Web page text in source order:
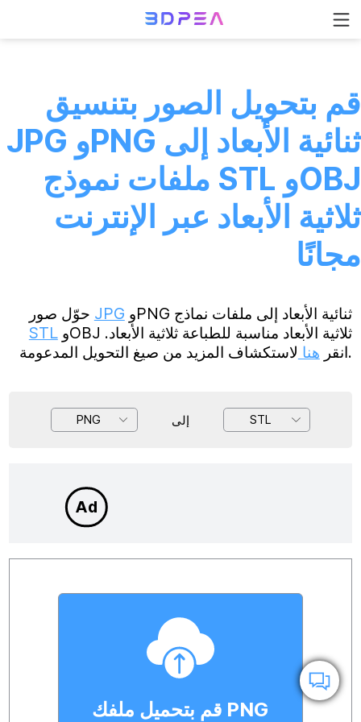
قم بتحويل الصور بتنسيق
JPG وPNG ثنائية الأبعاد إلى
ملفات نموذج STL وOBJ
ثلاثية الأبعاد عبر الإنترنت
مجانًا
JPG
وPNG ثنائية الأبعاد إلى ملفات نماذج
STLوOBJ ثلاثية الأبعاد مناسبة للطباعة ثلاثية الأبعاد.
انقر هنا لاستكشاف المزيد من صيغ التحويل المدعومة.
PNG إلى STL
قم بتحميل ملفك PNG